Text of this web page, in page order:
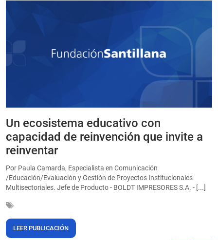
Un ecosistema educativo con
capacidad de reinvención que invite a
reinventar
Por Paula Camarda, Especialista en Comunicación
/Educación/Evaluación y Gestión de Proyectos Institucionales
Multisectoriales. Jefe de Producto - BOLDT IMPRESORES S.A. - [...]
LEER PUBLICACIÓN